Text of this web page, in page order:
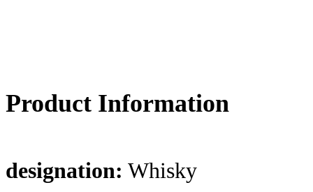
Product Information
designation: Whisky